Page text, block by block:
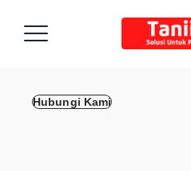
Hubungi Kami